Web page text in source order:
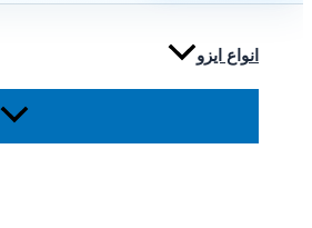
انواع ایزو